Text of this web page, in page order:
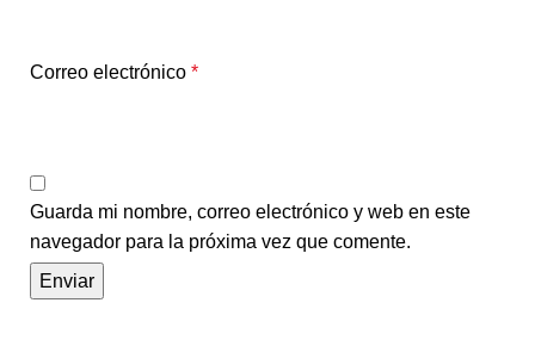
Correo electrónico *
Guarda mi nombre, correo electrónico y web en este
navegador para la próxima vez que comente.